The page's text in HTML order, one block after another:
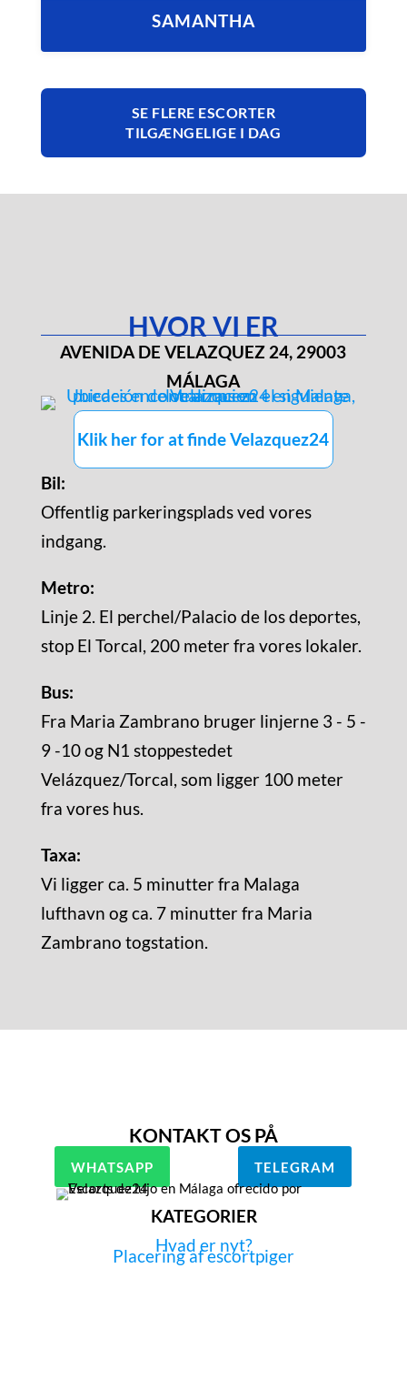
SAMANTHA
SE FLERE ESCORTER
TILGÆNGELIGE I DAG
HVOR VI ER
AVENIDA DE VELAZQUEZ 24, 29003
MÁLAGA
Klik her for at finde Velazquez24
Bil:
Offentlig parkeringsplads ved vores
indgang.
Metro:
Linje 2. El perchel/Palacio de los deportes,
stop El Torcal, 200 meter fra vores lokaler.
Bus:
Fra Maria Zambrano bruger linjerne 3 - 5 -
9 -10 og N1 stoppestedet
Velázquez/Torcal, som ligger 100 meter
fra vores hus.
Taxa:
Vi ligger ca. 5 minutter fra Malaga
lufthavn og ca. 7 minutter fra Maria
Zambrano togstation.
KONTAKT OS PÅ
WHATSAPP TELEGRAM
KATEGORIER
Hvad er nyt?
Placering af escortpiger